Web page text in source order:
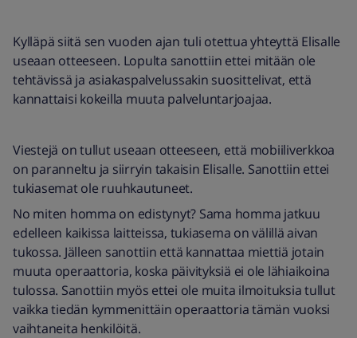
Kylläpä siitä sen vuoden ajan tuli otettua yhteyttä Elisalle
useaan otteeseen. Lopulta sanottiin ettei mitään ole
tehtävissä ja asiakaspalvelussakin suosittelivat, että
kannattaisi kokeilla muuta palveluntarjoajaa.
Viestejä on tullut useaan otteeseen, että mobiiliverkkoa
on paranneltu ja siirryin takaisin Elisalle. Sanottiin ettei
tukiasemat ole ruuhkautuneet.
No miten homma on edistynyt? Sama homma jatkuu
edelleen kaikissa laitteissa, tukiasema on välillä aivan
tukossa. Jälleen sanottiin että kannattaa miettiä jotain
muuta operaattoria, koska päivityksiä ei ole lähiaikoina
tulossa. Sanottiin myös ettei ole muita ilmoituksia tullut
vaikka tiedän kymmenittäin operaattoria tämän vuoksi
vaihtaneita henkilöitä.